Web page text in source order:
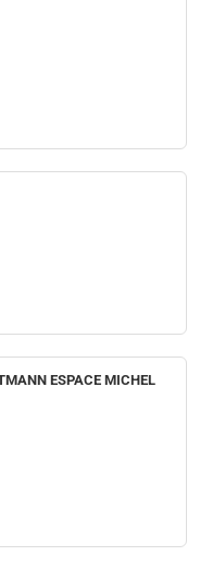
ESPACE MICHEL